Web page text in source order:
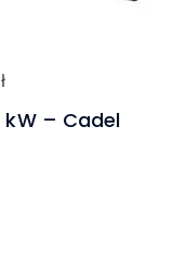
– Cadel